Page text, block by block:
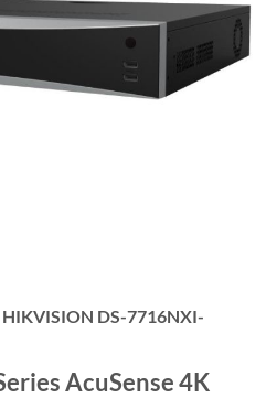
DS-7716NXI-
AcuSense 4K